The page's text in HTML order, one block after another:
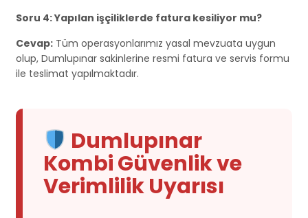
Soru 4: Yapılan işçiliklerde fatura kesiliyor mu?
Cevap: Tüm operasyonlarımız yasal mevzuata uygun
olup, Dumlupınar sakinlerine resmi fatura ve servis formu
ile teslimat yapılmaktadır.
Dumlupınar
Kombi Güvenlik ve
Verimlilik Uyarısı